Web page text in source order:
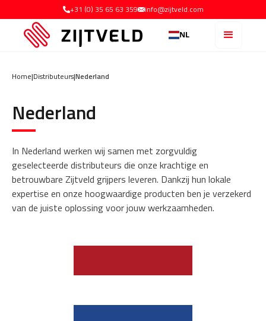
+31 (0) 35 65 63 359 info@zijtveld.com
NL
Home|Distributeurs|Nederland
Nederland
In Nederland werken wij samen met zorgvuldig
geselecteerde distributeurs die onze krachtige en
betrouwbare Zijtveld grijpers leveren. Dankzij hun lokale
expertise en onze hoogwaardige producten ben je verzekerd
van de juiste oplossing voor jouw werkzaamheden.